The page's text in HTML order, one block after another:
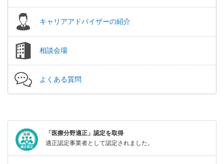
キャリアアドバイザーの紹介
相談会場
よくある質問
「医療分野適正」認定を取得
適正認定事業者として認定されました。